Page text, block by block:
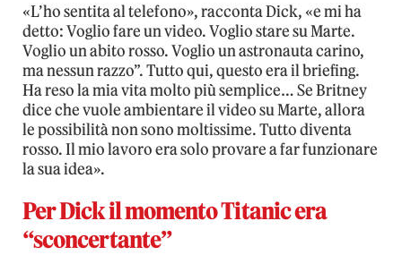
«L’ho sentita al telefono», racconta Dick, «e mi ha
detto: Voglio fare un video. Voglio stare su Marte.
Voglio un abito rosso. Voglio un astronauta carino,
ma nessun razzo”. Tutto qui, questo era il briefing.
Ha reso la mia vita molto più semplice… Se Britney
dice che vuole ambientare il video su Marte, allora
le possibilità non sono moltissime. Tutto diventa
rosso. Il mio lavoro era solo provare a far funzionare
la sua idea».
Per Dick il momento Titanic era
“sconcertante”